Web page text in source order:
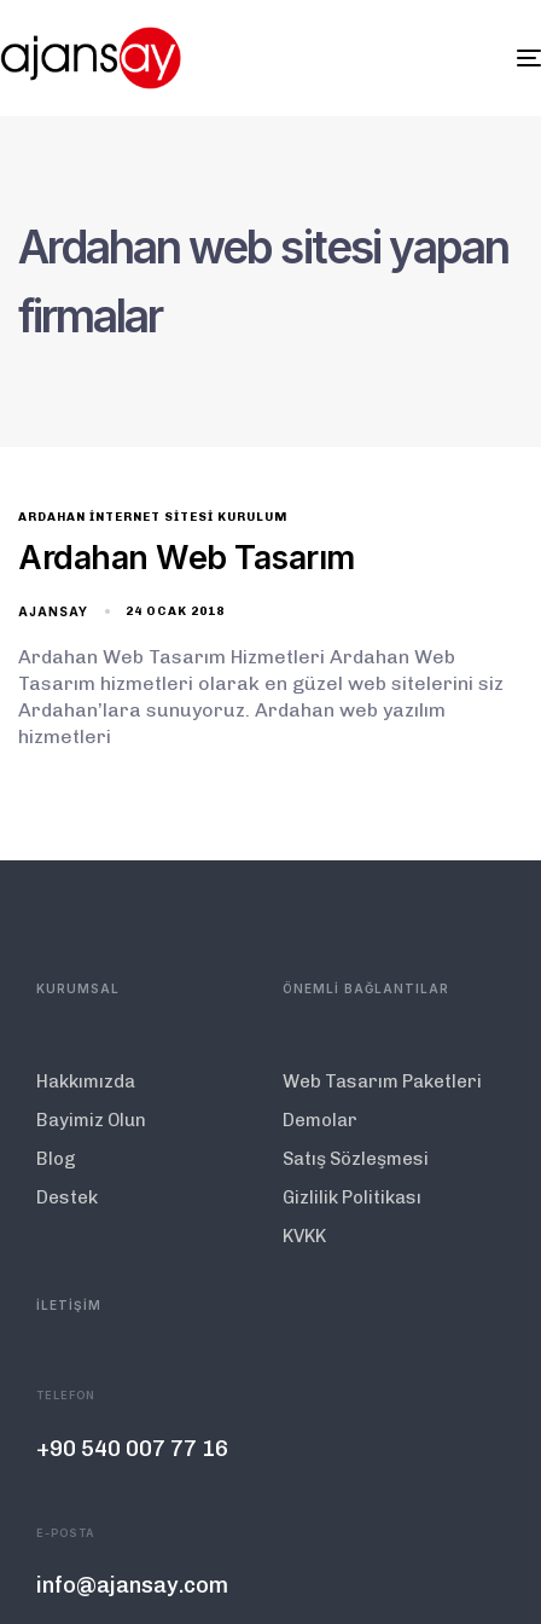
Ardahan web sitesi yapan
firmalar
ARDAHAN İNTERNET SITESI KURULUM
Ardahan Web Tasarım
AJANSAY 24 OCAK 2018
Ardahan Web Tasarım Hizmetleri Ardahan Web
Tasarım hizmetleri olarak en güzel web sitelerini siz
Ardahan’lara sunuyoruz. Ardahan web yazılım
hizmetleri
KURUMSAL
Hakkımızda
Bayimiz Olun
Blog
Destek
ÖNEMLİ BAĞLANTILAR
Web Tasarım Paketleri
Demolar
Satış Sözleşmesi
Gizlilik Politikası
KVKK
İLETİŞİM
TELEFON
+90 540 007 77 16
E-POSTA
info@ajansay.com